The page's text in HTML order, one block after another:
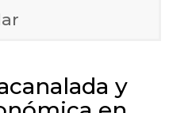
y